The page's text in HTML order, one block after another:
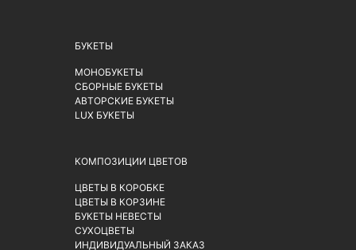
БУКЕТЫ
МОНОБУКЕТЫ
СБОРНЫЕ БУКЕТЫ
АВТОРСКИЕ БУКЕТЫ
LUX БУКЕТЫ
КОМПОЗИЦИИ ЦВЕТОВ
ЦВЕТЫ В КОРОБКЕ
ЦВЕТЫ В КОРЗИНЕ
БУКЕТЫ НЕВЕСТЫ
СУХОЦВЕТЫ
ИНДИВИДУАЛЬНЫЙ ЗАКАЗ